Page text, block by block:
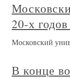
20-х
Московский
В конце